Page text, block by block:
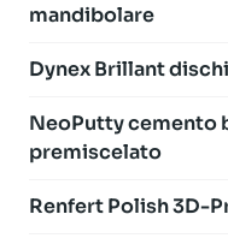
mandibolare
Dynex Brillant
NeoPutty cemento
premiscelato
Renfert Polish 3D-